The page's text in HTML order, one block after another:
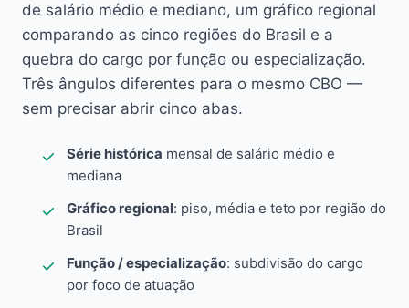
de salário médio e mediano, um gráfico regional
comparando as cinco regiões do Brasil e a
quebra do cargo por função ou especialização.
Três ângulos diferentes para o mesmo CBO —
sem precisar abrir cinco abas.
Série histórica mensal de salário médio e
mediana
Gráfico regional: piso, média e teto por região do
Brasil
Função / especialização: subdivisão do cargo
por foco de atuação